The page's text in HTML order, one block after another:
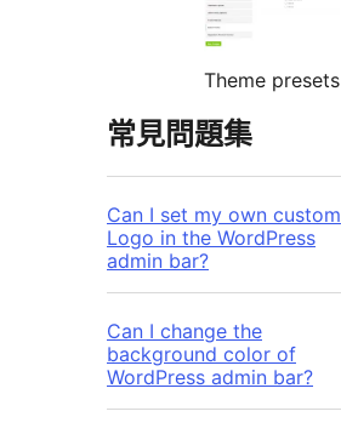
Theme presets
常見問題集
Can I set my own custom
Logo in the WordPress
admin bar?
Can I change the
background color of
WordPress admin bar?